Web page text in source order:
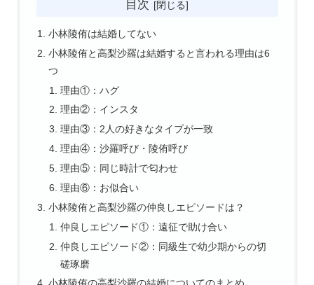
目次
小林陵侑は結婚してない
小林陵侑と高梨沙羅は結婚すると言われる理由は6
つ
理由①：ハグ
理由②：インスタ
理由③：2人の好きなタイプが一致
理由④：沙羅呼び・陵侑呼び
理由⑤：同じ時計で匂わせ
理由⑥：お似合い
小林陵侑と高梨沙羅の仲良しエピソードは？
仲良しエピソード①：遠征で助け合い
仲良しエピソード②：同級生で幼少期からの切
磋琢磨